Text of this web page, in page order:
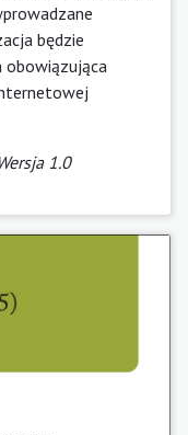
będzie
obowiązująca
1.0